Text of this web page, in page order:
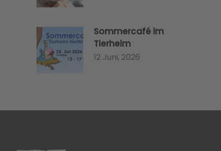
Sommercafé im
Tierheim
12 Juni, 2026